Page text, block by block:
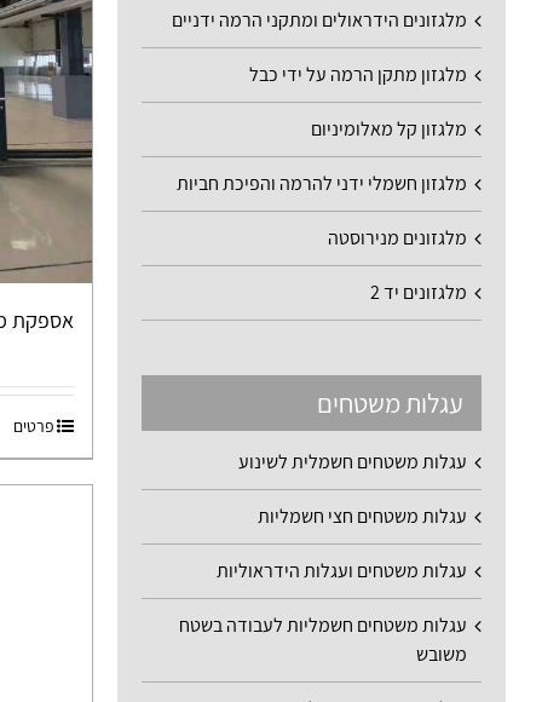
אספקת
פרטים
מלגזונים הידראולים ומתקני הרמה ידניים
מלגזון מתקן הרמה על ידי כבל
מלגזון קל מאלומיניום
מלגזון חשמלי ידני להרמה והפיכת חביות
מלגזונים מנירוסטה
מלגזונים יד 2
עגלות משטחים
עגלות משטחים חשמלית לשינוע
עגלות משטחים חצי חשמליות
עגלות משטחים ועגלות הידראוליות
עגלות משטחים חשמליות לעבודה בשטח
משובש